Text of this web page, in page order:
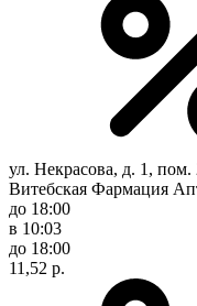
ул. Некрасова, д. 1,
Витебская Фармация
до 18:00
в 10:03
до 18:00
11,52 р.